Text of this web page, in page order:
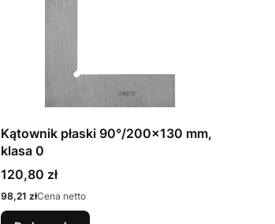
Kątownik płaski 90°/200x130 mm,
klasa 0
Cena
120,80 zł
Cena
98,21 złCena netto